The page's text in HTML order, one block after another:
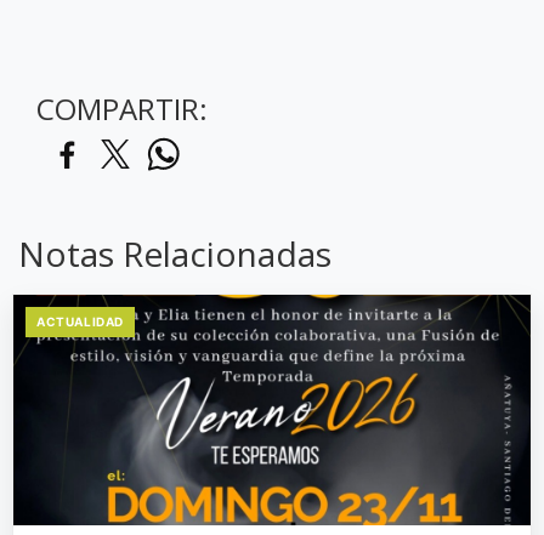
COMPARTIR:
Notas Relacionadas
ACTUALIDAD